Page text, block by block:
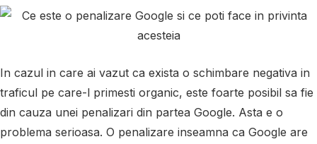
In cazul in care ai vazut ca exista o schimbare negativa in
traficul pe care-l primesti organic, este foarte posibil sa fie
din cauza unei penalizari din partea Google. Asta e o
problema serioasa. O penalizare inseamna ca Google are